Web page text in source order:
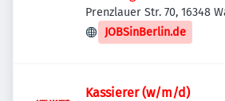
Prenzlauer Str. 70, 16348
Deutschland
JOBSinBerlin.de
Kassierer (w/m/d)